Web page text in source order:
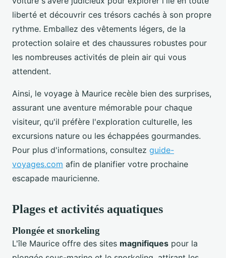
liberté et découvrir ces trésors cachés à son propre
rythme. Emballez des vêtements légers, de la
protection solaire et des chaussures robustes pour
les nombreuses activités de plein air qui vous
attendent.
Ainsi, le voyage à Maurice recèle bien des surprises,
assurant une aventure mémorable pour chaque
visiteur, qu'il préfère l'exploration culturelle, les
excursions nature ou les échappées gourmandes.
Pour plus d'informations, consultez guide-
voyages.com afin de planifier votre prochaine
escapade mauricienne.
Plages et activités aquatiques
Plongée et snorkeling
L'île Maurice offre des sites magnifiques pour la